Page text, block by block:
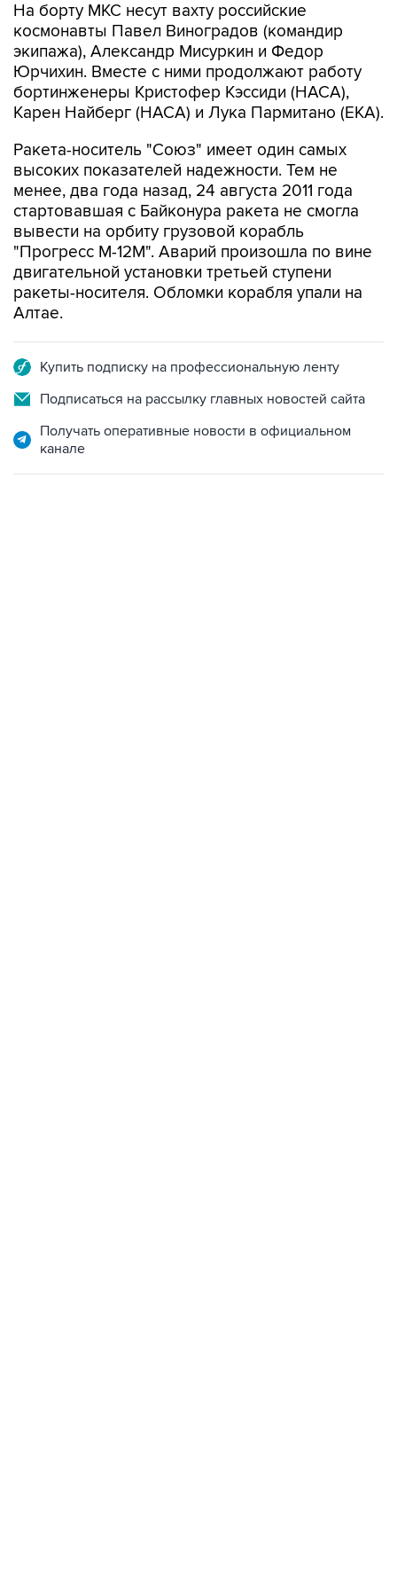
На борту МКС несут вахту российские
космонавты Павел Виноградов (командир
экипажа), Александр Мисуркин и Федор
Юрчихин. Вместе с ними продолжают работу
бортинженеры Кристофер Кэссиди (НАСА),
Карен Найберг (НАСА) и Лука Пармитано (ЕКА).
Ракета-носитель "Союз" имеет один самых
высоких показателей надежности. Тем не
менее, два года назад, 24 августа 2011 года
стартовавшая с Байконура ракета не смогла
вывести на орбиту грузовой корабль
"Прогресс М-12М". Аварий произошла по вине
двигательной установки третьей ступени
ракеты-носителя. Обломки корабля упали на
Алтае.
Купить подписку на профессиональную ленту
Подписаться на рассылку главных новостей сайта
Получать оперативные новости в официальном
канале